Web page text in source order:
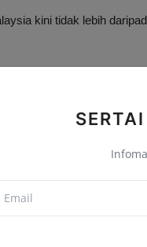
kini tidak lebih
bagaimana